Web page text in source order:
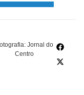
Jornal do
Centro